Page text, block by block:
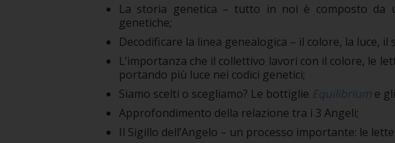
La storia genetica – tutto in noi è composto da
genetiche;
Decodificare la linea genealogica – il colore, la luce,
L’importanza che il collettivo lavori con il colore, le
portando più luce nei codici genetici;
Siamo scelti o scegliamo? Le bottiglie Equilibriume
Approfondimento della relazione tra i 3 Angeli;
Il Sigillo dell’Angelo – un processo importante: le